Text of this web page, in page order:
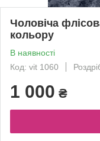
Чоловіча
кольору
В наявності
Код: vit 1060
1 000 ₴